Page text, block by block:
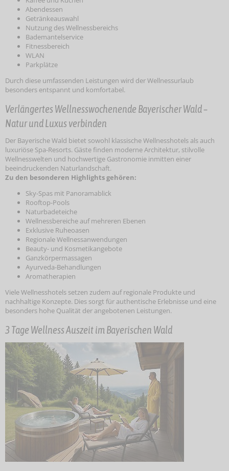
Abendessen
Getränkeauswahl
Nutzung des Wellnessbereichs
Bademantelservice
Fitnessbereich
WLAN
Parkplätze
Durch diese umfassenden Leistungen wird der Wellnessurlaub
besonders entspannt und komfortabel.
Verlängertes Wellnesswochenende Bayerischer Wald –
Natur und Luxus verbinden
Der Bayerische Wald bietet sowohl klassische Wellnesshotels als auch
luxuriöse Spa-Resorts. Gäste finden moderne Architektur, stilvolle
Wellnesswelten und hochwertige Gastronomie inmitten einer
beeindruckenden Naturlandschaft.
Zu den besonderen Highlights gehören:
Sky-Spas mit Panoramablick
Rooftop-Pools
Naturbadeteiche
Wellnessbereiche auf mehreren Ebenen
Exklusive Ruheoasen
Regionale Wellnessanwendungen
Beauty- und Kosmetikangebote
Ganzkörpermassagen
Ayurveda-Behandlungen
Aromatherapien
Viele Wellnesshotels setzen zudem auf regionale Produkte und
nachhaltige Konzepte. Dies sorgt für authentische Erlebnisse und eine
besonders hohe Qualität der angebotenen Leistungen.
3 Tage Wellness Auszeit im Bayerischen Wald